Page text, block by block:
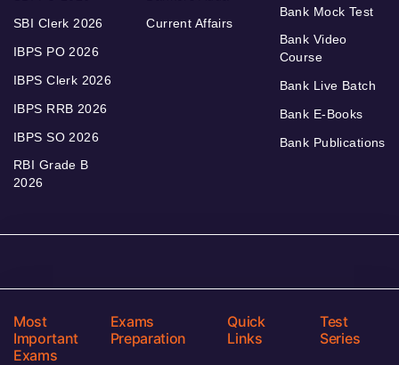
SBI Clerk 2026
IBPS PO 2026
IBPS Clerk 2026
IBPS RRB 2026
IBPS SO 2026
RBI Grade B
2026
Current Affairs
Bank Mock Test
Bank Video
Course
Bank Live Batch
Bank E-Books
Bank Publications
Most
Important
Exams
Exams
Preparation
Quick
Links
Test
Series